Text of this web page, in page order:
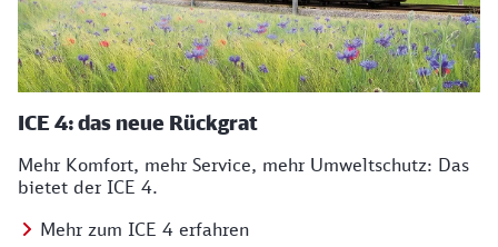
ICE 4: das neue Rückgrat
Mehr Komfort, mehr Service, mehr Umweltschutz: Das
bietet der ICE 4.
Mehr zum ICE 4 erfahren